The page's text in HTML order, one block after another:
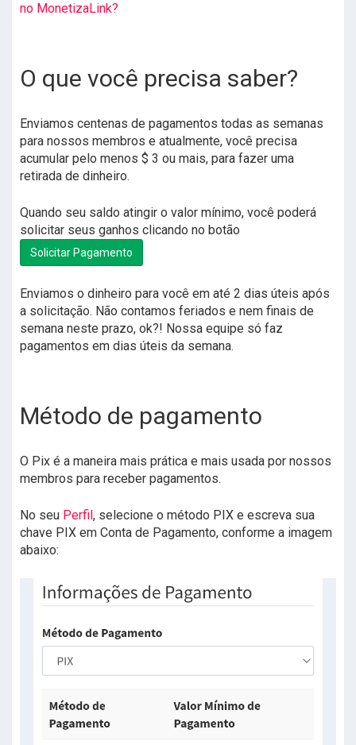
no MonetizaLink?
O que você precisa saber?
Enviamos centenas de pagamentos todas as semanas
para nossos membros e atualmente, você precisa
acumular pelo menos $ 3 ou mais, para fazer uma
retirada de dinheiro.
Quando seu saldo atingir o valor mínimo, você poderá
solicitar seus ganhos clicando no botão
Solicitar Pagamento
Enviamos o dinheiro para você em até 2 dias úteis após
a solicitação. Não contamos feriados e nem finais de
semana neste prazo, ok?! Nossa equipe só faz
pagamentos em dias úteis da semana.
Método de pagamento
O Pix é a maneira mais prática e mais usada por nossos
membros para receber pagamentos.
No seu Perfil, selecione o método PIX e escreva sua
chave PIX em Conta de Pagamento, conforme a imagem
abaixo: